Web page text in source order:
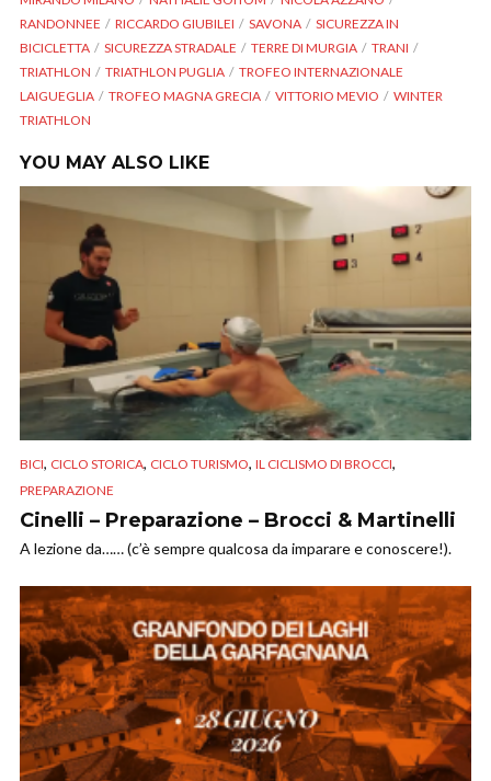
RANDONNEE
RICCARDO GIUBILEI SAVONA
SICUREZZA IN
BICICLETTA
SICUREZZA STRADALE TERRE DI MURGIA
TRANI
TRIATHLON
TRIATHLON PUGLIA
TROFEO INTERNAZIONALE
LAIGUEGLIA
TROFEO MAGNA GRECIA VITTORIO MEVIO
WINTER
TRIATHLON
YOU MAY ALSO LIKE
BICI, CICLO STORICA, CICLO TURISMO, IL CICLISMO DI BROCCI,
PREPARAZIONE
Cinelli – Preparazione – Brocci & Martinelli
A lezione da…… (c’è sempre qualcosa da imparare e conoscere!).